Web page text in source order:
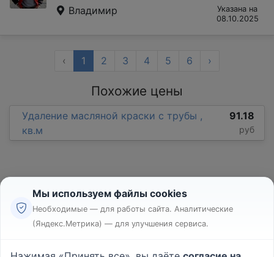
Владимир
Указана на
08.10.2025
‹ 1 2 3 4 5 6 ›
Похожие цены
Удаление масляной краски с трубы ,
кв.м
91.18
руб
Реклама
Мы используем файлы cookies
Необходимые — для работы сайта. Аналитические
(Яндекс.Метрика) — для улучшения сервиса.